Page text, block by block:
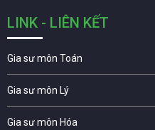
LINK - LIÊN KẾT
Gia sư môn Toán
Gia sư môn Lý
Gia sư môn Hóa